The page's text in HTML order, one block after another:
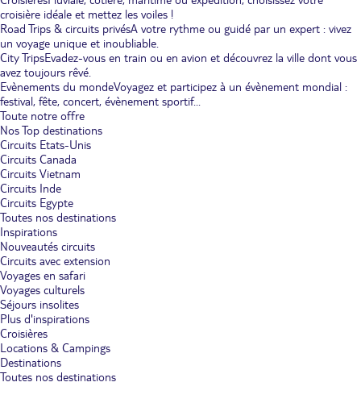
croisière idéale et mettez les voiles !
Road Trips & circuits privésA votre rythme ou guidé par un expert : vivez
un voyage unique et inoubliable.
City TripsEvadez-vous en train ou en avion et découvrez la ville dont vous
avez toujours rêvé.
Evènements du mondeVoyagez et participez à un évènement mondial :
festival, fête, concert, évènement sportif...
Toute notre offre
Nos Top destinations
Circuits Etats-Unis
Circuits Canada
Circuits Vietnam
Circuits Inde
Circuits Egypte
Toutes nos destinations
Inspirations
Nouveautés circuits
Circuits avec extension
Voyages en safari
Voyages culturels
Séjours insolites
Plus d'inspirations
Croisières
Locations & Campings
Destinations
Toutes nos destinations